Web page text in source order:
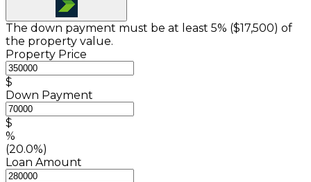
The down payment must be at least 5% ($17,500) of
the property value.
Property Price
$
Down Payment
$
%
(20.0%)
Loan Amount